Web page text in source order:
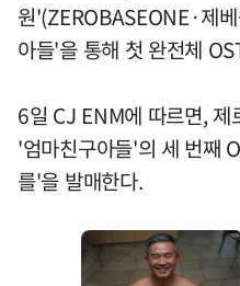
원'(ZEROBASEONE·제
아들'을 통해 첫 완전체
6일 CJ ENM에 따르면,
'엄마친구아들'의 세 번째
를'을 발매한다.